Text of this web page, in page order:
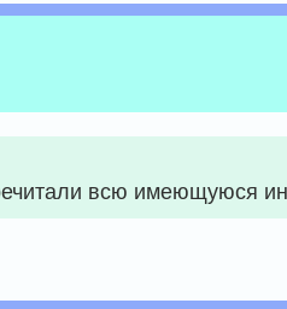
всю имеющуюся